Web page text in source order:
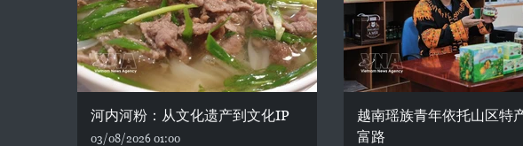
河内河粉：从文化遗产到文化IP
03/08/2026 01:00
越南瑶族青年依托山区特
富路